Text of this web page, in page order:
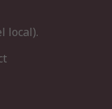
local).